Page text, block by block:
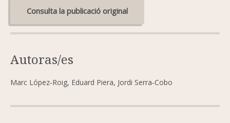
Consulta la publicació original
Autoras/es
Marc López‑Roig, Eduard Piera, Jordi Serra‑Cobo